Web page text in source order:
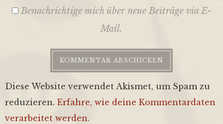
Benachrichtige mich über neue Beiträge via E-
Mail.
Diese Website verwendet Akismet, um Spam zu
reduzieren. Erfahre, wie deine Kommentardaten
verarbeitet werden.